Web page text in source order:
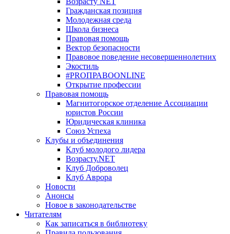
Гражданская позиция
Молодежная среда
Школа бизнеса
Правовая помощь
Вектор безопасности
Правовое поведение несовершеннолетних
Экостиль
#PROПРАВОONLINE
Открытие профессии
Правовая помощь
Магнитогорское отделение Ассоциации
юристов России
Юридическая клиника
Союз Успеха
Клубы и объединения
Клуб молодого лидера
Возрасту.NET
Клуб Доброволец
Клуб Аврора
Новости
Анонсы
Новое в законодательстве
Читателям
Как записаться в библиотеку